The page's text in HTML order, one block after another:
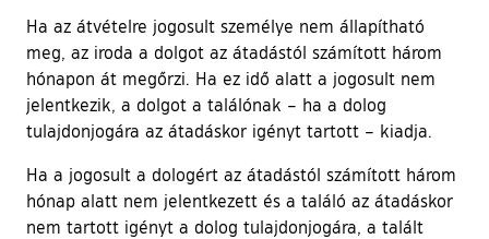
Ha az átvételre jogosult személye nem állapítható
meg, az iroda a dolgot az átadástól számított három
hónapon át megőrzi. Ha ez idő alatt a jogosult nem
jelentkezik, a dolgot a találónak – ha a dolog
tulajdonjogára az átadáskor igényt tartott – kiadja.
Ha a jogosult a dologért az átadástól számított három
hónap alatt nem jelentkezett és a találó az átadáskor
nem tartott igényt a dolog tulajdonjogára, a talált